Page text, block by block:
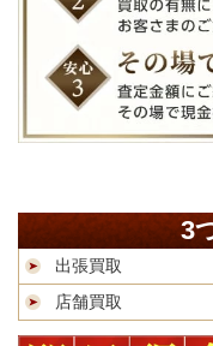
3
出張買取
店舗買取